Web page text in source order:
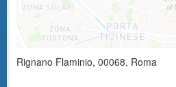
Rignano Flaminio, 00068, Roma